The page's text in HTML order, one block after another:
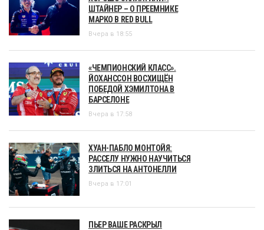
ШТАЙНЕР – О ПРЕЕМНИКЕ
МАРКО В RED BULL
Вчера в 18:55
«ЧЕМПИОНСКИЙ КЛАСС».
ЙОХАНССОН ВОСХИЩЁН
ПОБЕДОЙ ХЭМИЛТОНА В
БАРСЕЛОНЕ
Вчера в 17:58
ХУАН-ПАБЛО МОНТОЙЯ:
РАССЕЛУ НУЖНО НАУЧИТЬСЯ
ЗЛИТЬСЯ НА АНТОНЕЛЛИ
Вчера в 17:01
ПЬЕР ВАШЕ РАСКРЫЛ